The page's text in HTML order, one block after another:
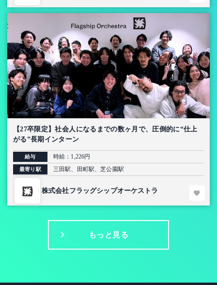
【27卒限定】社会人になるまでの数ヶ月で、圧倒的に“仕上
がる”長期インターン
給与 時給：1,226円
最寄り駅 三田駅、田町駅、芝公園駅
株式会社フラッグシップオーケストラ
もっと見る